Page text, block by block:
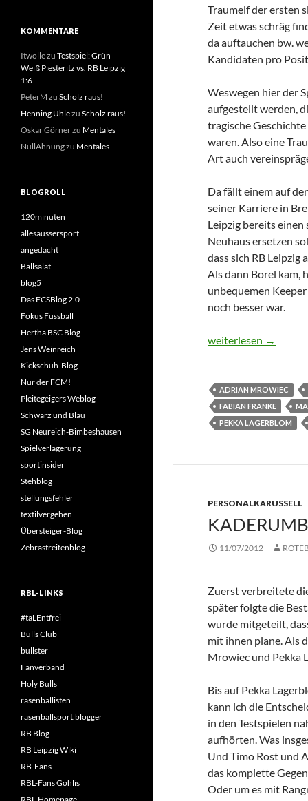
Traumelf der ersten
Zeit etwas schräg
da auftauchen bw.
Kandidaten pro
Weswegen hier der
aufgestellt werden,
tragische
waren. Also eine
Art auch
Da fällt einem auf
seiner Karriere in
Leipzig bereits
Neuhaus ersetzen
dass sich RB
Als dann Borel kam,
unbequemen
noch besser war.
Die etwas andere
weiterlesen →
ADRIAN MROWIEC
FABIAN FRANKE
PEKKA LAGERBLOM
PERSONALKARUSSELL
11/07/2012
Zuerst verbreitete
später folgte die
wurde mitgeteilt,
mit ihnen plane. Als
Mrowiec und Pekka
Bis auf Pekka
kann ich die
in den Testspielen
aufhörten. Was
Und Timo Rost und
das komplette
Oder um es mit
KOMMENTARE
Itwollezu Testspiel: Grün-
Weiß Piesteritz vs. RB Leipzig
1:6
PeterM zu Scholz raus!
Henning Uhlezu Scholz raus!
Oskar Görnerzu Mentales
NullAhnungzu Mentales
BLOGROLL
120minuten
allesaussersport
angedacht
Ballsalat
blog5
Das FCSBlog 2.0
Fokus Fussball
Hertha BSC Blog
Jens Weinreich
Kickschuh-Blog
Nur der FCM!
Pleitegeigers Weblog
Schwarz und Blau
SG Neureich-Bimbeshausen
Spielverlagerung
sportinsider
Stehblog
stellungsfehler
textilvergehen
Übersteiger-Blog
Zebrastreifenblog
RBL-LINKS
#taLEntfrei
Bulls Club
bullster
Fanverband
Holy Bulls
rasenballisten
rasenballsport.blogger
RB Blog
RB Leipzig Wiki
RB-Fans
RBL-Fans Gohlis